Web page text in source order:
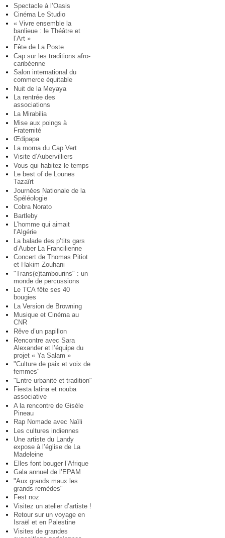
Spectacle à l’Oasis
Cinéma Le Studio
« Vivre ensemble la
banlieue : le Théâtre et
l’Art »
Fête de La Poste
Cap sur les traditions afro-
caribéenne
Salon international du
commerce équitable
Nuit de la Meyaya
La rentrée des
associations
La Mirabilia
Mise aux poings à
Fraternité
Œdipapa
La morna du Cap Vert
Visite d’Aubervilliers
Vous qui habitez le temps
Le best of de Lounes
Tazaïrt
Journées Nationale de la
Spéléologie
Cobra Norato
Bartleby
L’homme qui aimait
l’Algérie
La balade des p’tits gars
d’Auber La Francilienne
Concert de Thomas Pitiot
et Hakim Zouhani
"Trans(e)tambourins" : un
monde de percussions
Le TCA fête ses 40
bougies
La Version de Browning
Musique et Cinéma au
CNR
Rêve d’un papillon
Rencontre avec Sara
Alexander et l’équipe du
projet « Ya Salam »
"Culture de paix et voix de
femmes"
"Entre urbanité et tradition"
Fiesta latina et nouba
associative
A la rencontre de Gisèle
Pineau
Rap Nomade avec Naïli
Les cultures indiennes
Une artiste du Landy
expose à l’église de La
Madeleine
Elles font bouger l’Afrique
Gala annuel de l’EPAM
"Aux grands maux les
grands remèdes"
Fest noz
Visitez un atelier d’artiste !
Retour sur un voyage en
Israël et en Palestine
Visites de grandes